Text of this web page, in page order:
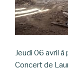
Jeudi 06 avril
Concert de